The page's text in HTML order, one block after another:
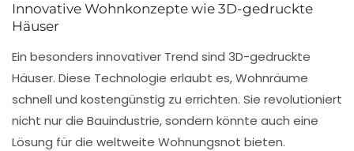
Innovative Wohnkonzepte wie 3D-gedruckte
Häuser
Ein besonders innovativer Trend sind 3D-gedruckte
Häuser. Diese Technologie erlaubt es, Wohnräume
schnell und kostengünstig zu errichten. Sie revolutioniert
nicht nur die Bauindustrie, sondern könnte auch eine
Lösung für die weltweite Wohnungsnot bieten.